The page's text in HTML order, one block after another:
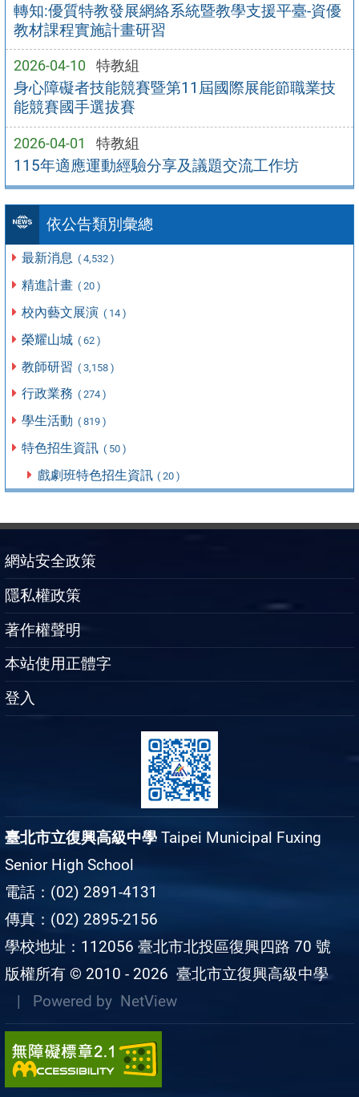
轉知:優質特教發展網絡系統暨教學支援平臺-資優
教材課程實施計畫研習
2026-04-10 特教組
身心障礙者技能競賽暨第11屆國際展能節職業技
能競賽國手選拔賽
2026-04-01 特教組
115年適應運動經驗分享及議題交流工作坊
依公告類別彙總
最新消息 ( 4,532 )
精進計畫 ( 20 )
校內藝文展演 ( 14 )
榮耀山城 ( 62 )
教師研習 ( 3,158 )
行政業務 ( 274 )
學生活動 ( 819 )
特色招生資訊 ( 50 )
戲劇班特色招生資訊 ( 20 )
網站安全政策
隱私權政策
著作權聲明
本站使用正體字
登入
臺北市立復興高級中學 Taipei Municipal Fuxing
Senior High School
電話：(02) 2891-4131
傳真：(02) 2895-2156
學校地址：112056 臺北市北投區復興四路 70 號
版權所有 © 2010 - 2026 臺北市立復興高級中學
| Powered by NetView